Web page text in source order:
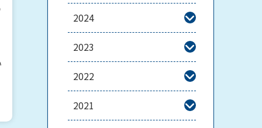
2024 
2023 
2022 
2021 